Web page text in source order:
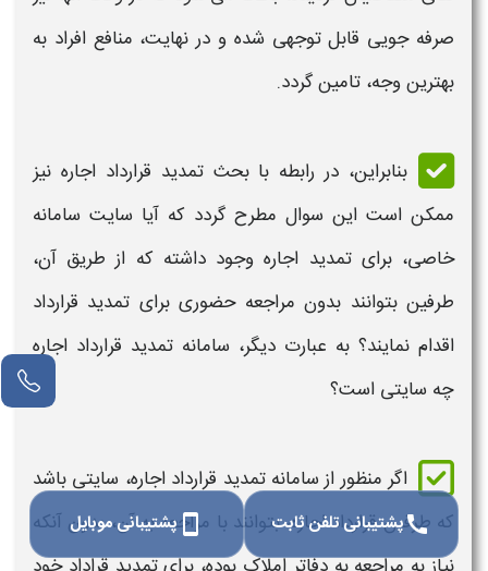
صرفه جویی قابل توجهی شده و در نهایت، منافع افراد به
بهترین وجه، تامین گردد.
بنابراین، در رابطه با بحثتمدید قرارداد اجاره نیز
ممکن است این سوال مطرح گردد که آیا سایت سامانه
خاصی، برایتمدید اجاره وجود داشته که از طریق آن،
طرفین بتوانند بدون مراجعه حضوری برای تمدید قرارداد
اقدام نمایند؟ به عبارت دیگر، سامانه تمدید قرارداد اجاره
چه سایتی است؟
اگر منظور از سامانه تمدید قرارداد اجاره، سایتی باشد
که طرفینقرارداد اجاره، بتوانند با مراجعه به آن، بدون آنکه
callپشتیبانی تلفن ثابت smartphoneپشتیبانی موبایل